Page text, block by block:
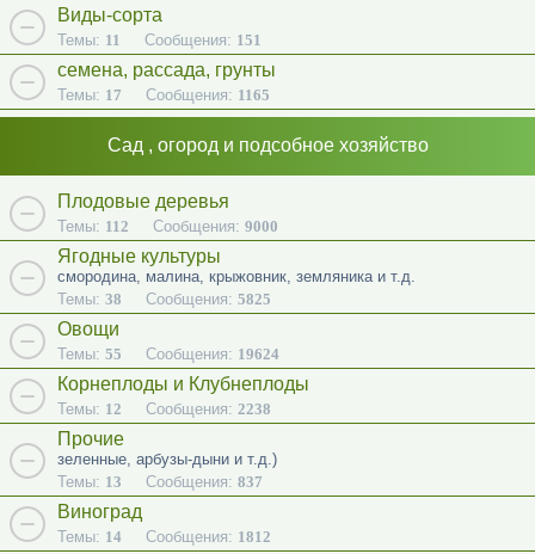
Виды-сорта
Темы: 11 Сообщения: 151
семена, рассада, грунты
Темы: 17 Сообщения: 1165
Сад , огород и подсобное хозяйство
Плодовые деревья
Темы: 112 Сообщения: 9000
Ягодные культуры
смородина, малина, крыжовник, земляника и т.д.
Темы: 38 Сообщения: 5825
Овощи
Темы: 55 Сообщения: 19624
Корнеплоды и Клубнеплоды
Темы: 12 Сообщения: 2238
Прочие
зеленные, арбузы-дыни и т.д.)
Темы: 13 Сообщения: 837
Виноград
Темы: 14 Сообщения: 1812